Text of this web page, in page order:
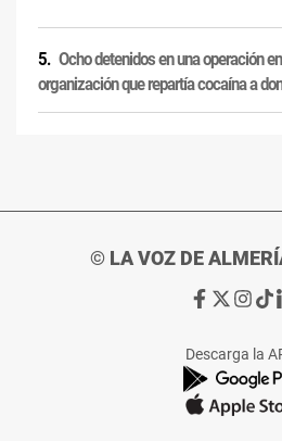
Ocho detenidos en una operación
organización que repartía cocaína a
© LA VOZ DE
Ir
de
La
Voz
Ir
de
La
Voz
Ir
de
La
Voz
Descarga la